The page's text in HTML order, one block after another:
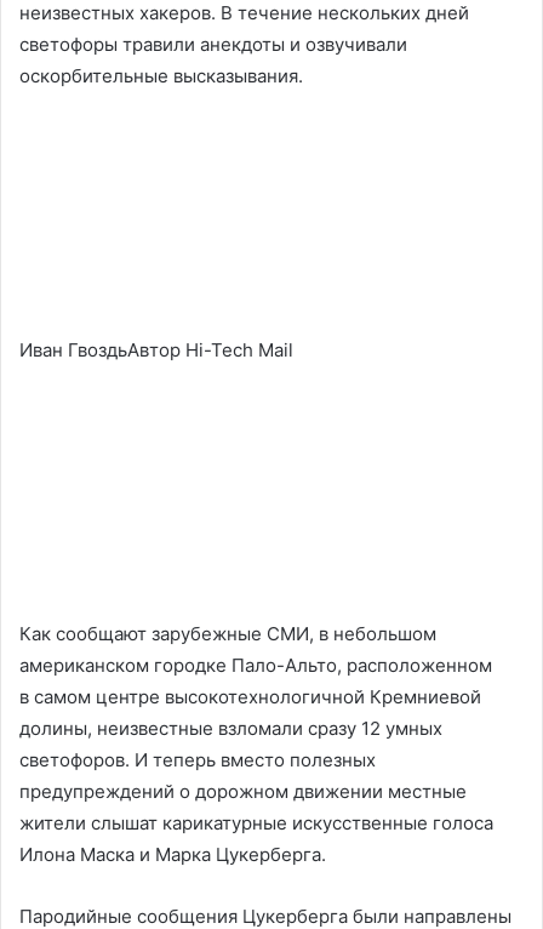
неизвестных хакеров. В течение нескольких дней
светофоры травили анекдоты и озвучивали
оскорбительные высказывания.
Иван ГвоздьАвтор Hi-Tech Mail
Как сообщают зарубежные СМИ, в небольшом
американском городке Пало-Альто, расположенном
в самом центре высокотехнологичной Кремниевой
долины, неизвестные взломали сразу 12 умных
светофоров. И теперь вместо полезных
предупреждений о дорожном движении местные
жители слышат карикатурные искусственные голоса
Илона Маска и Марка Цукерберга.
Пародийные сообщения Цукерберга были направлены